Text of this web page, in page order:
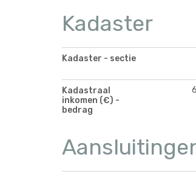
Kadaster
Kadaster - sectie
Kadastraal
inkomen (€) -
bedrag